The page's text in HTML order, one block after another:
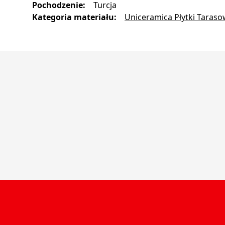
Pochodzenie:
Turcja
Kategoria materiału: Uniceramica Płytki